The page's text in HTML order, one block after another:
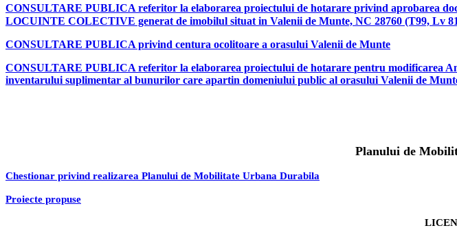
CONSULTARE PUBLICA referitor la elaborarea proiectului de hotarare privind aprobarea
LOCUINTE COLECTIVE generat de imobilul situat in Valenii de Munte, NC 28760 (T99, Lv
CONSULTARE PUBLICA privind centura ocolitoare a orasului Valenii de Munte
CONSULTARE PUBLICA referitor la elaborarea proiectului de hotarare pentru modificarea
inventarului suplimentar al bunurilor care apartin domeniului public al orasului Valenii de
Planului de
Chestionar privind realizarea Planului de Mobilitate Urbana Durabila
Proiecte propuse